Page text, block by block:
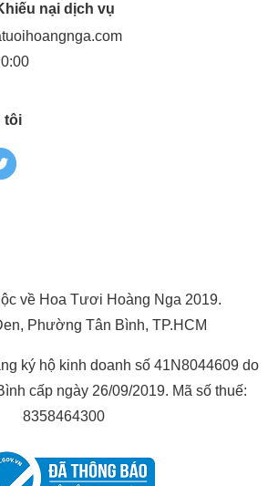
nại dịch vụ
tôi
về Hoa Tươi Hoàng Nga 2019.
Phường Tân Bình, TP.HCM
ký hộ kinh doanh số 41N8044609 do
cấp ngày 26/09/2019. Mã số thuế:
8358464300